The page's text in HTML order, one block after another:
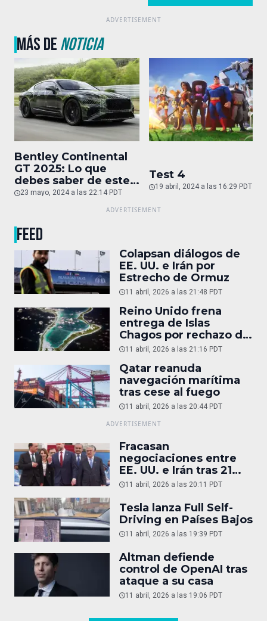
MÁS DENOTICIA
Bentley Continental
GT 2025: Lo que
debes saber de este
auto de superlujo
23 mayo, 2024 a las 22:14 PDT
Test 4
19 abril, 2024 a las 16:29 PDT
FEED
Colapsan diálogos de
EE. UU. e Irán por
Estrecho de Ormuz
11 abril, 2026 a las 21:48 PDT
Reino Unido frena
entrega de Islas
Chagos por rechazo de
Trump
11 abril, 2026 a las 21:16 PDT
Qatar reanuda
navegación marítima
tras cese al fuego
11 abril, 2026 a las 20:44 PDT
Fracasan
negociaciones entre
EE. UU. e Irán tras 21
horas
11 abril, 2026 a las 20:11 PDT
Tesla lanza Full Self-
Driving en Países Bajos
11 abril, 2026 a las 19:39 PDT
Altman defiende
control de OpenAI tras
ataque a su casa
11 abril, 2026 a las 19:06 PDT